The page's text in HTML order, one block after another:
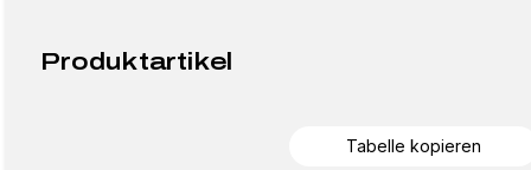
Produktartikel
Tabelle kopieren